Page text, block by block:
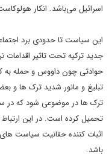
اسرائیل می‌باشد. انکار
این سیاست تا حدودی برد
جدید ترکیه تحت تاثیر اقدامات
حوادثی چون داووس و حمله به
تبلیغ و مانور شدید ترک ها و
ترک ها در موضوعی شود که در
تحمیل کرده است. در این
اثبات کننده حقانیت سیاست
باشد.